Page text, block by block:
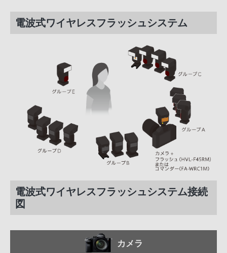
電波式ワイヤレスフラッシュシステム
電波式ワイヤレスフラッシュシステム接続
図
カメラ